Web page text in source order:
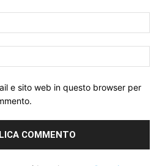
e sito web in questo browser per